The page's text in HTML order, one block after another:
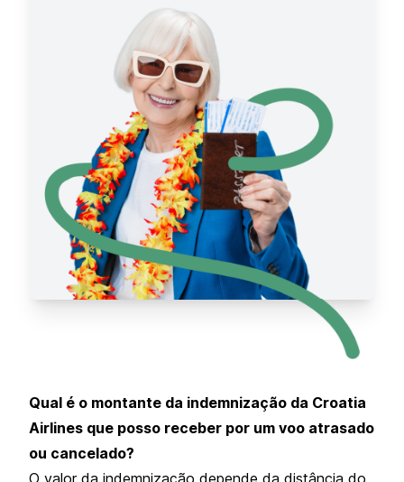
Qual é o montante da indemnização da Croatia
Airlines que posso receber por um voo atrasado
ou cancelado?
O valor da indemnização depende da distância do